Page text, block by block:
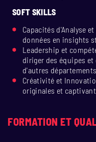
SOFT SKILLS
Capacités d'Analyse
données en insights
Leadership et
diriger des équipes
d'autres
Créativité et
originales et
FORMATION ET